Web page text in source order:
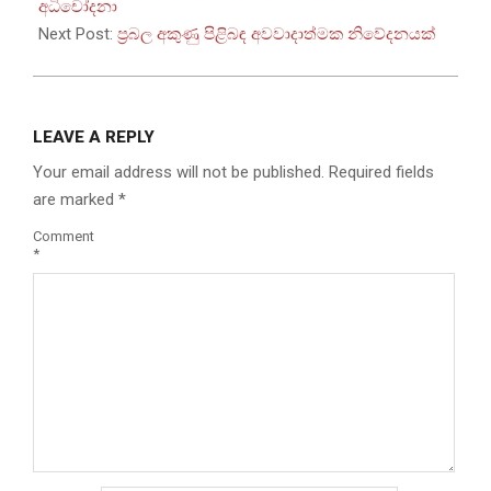
23
අධිචෝදනා
Next Post: ප්‍රබල අකුණු පිළිබඳ අවවාදාත්මක නිවේදනයක්
LEAVE A REPLY
Your email address will not be published. Required fields
are marked *
Comment
*